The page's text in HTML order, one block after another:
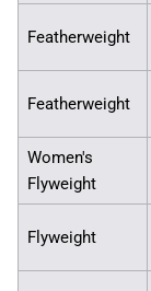
Featherweight
Featherweight
Women's
Flyweight
Flyweight